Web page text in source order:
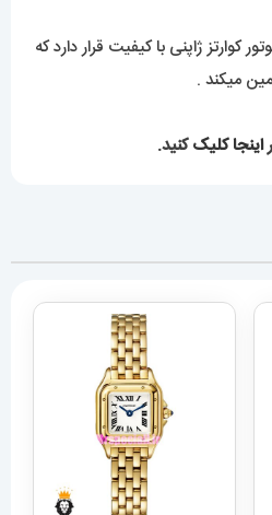
ژاپنی با کیفیت قرار دارد که
میکند .
اینجا کلیککنید.